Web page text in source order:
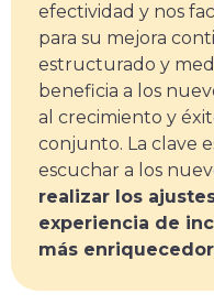
efectividad y nos
para su mejora
estructurado y
beneficia a los
al crecimiento y
conjunto. La clave
escuchar a los
realizar los
experiencia de
más